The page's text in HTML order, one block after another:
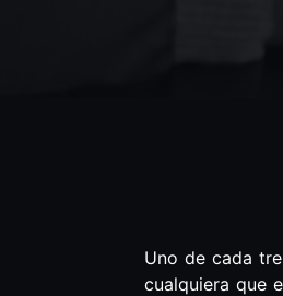
Uno de cada
cualquiera que